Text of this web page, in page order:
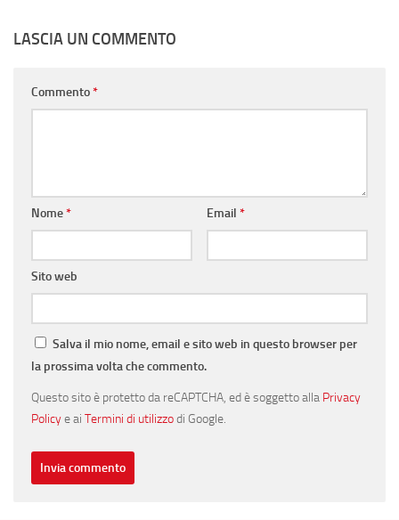
LASCIA UN COMMENTO
Commento*
Nome* Email *
Sito web
Salva il mio nome, email e sito web in questo browser per
la prossima volta che commento.
Questo sito è protetto da reCAPTCHA, ed è soggetto alla Privacy
Policye ai Termini di utilizzodi Google.